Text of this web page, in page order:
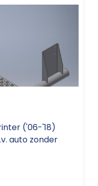
('06-'18)
auto zonder